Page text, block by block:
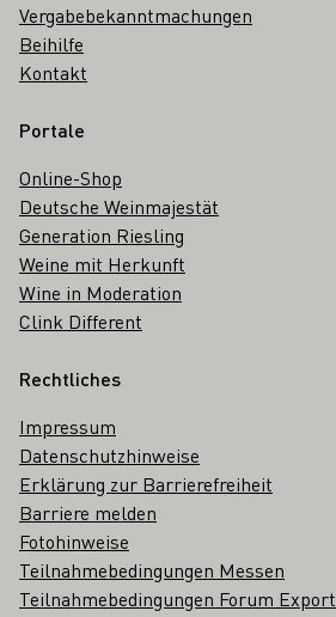
Vergabebekanntmachungen
Beihilfe
Kontakt
Portale
Online-Shop
Deutsche Weinmajestät
Generation Riesling
Weine mit Herkunft
Wine in Moderation
Clink Different
Rechtliches
Impressum
Datenschutzhinweise
Erklärung zur Barrierefreiheit
Barriere melden
Fotohinweise
Teilnahmebedingungen Messen
Teilnahmebedingungen Forum Export